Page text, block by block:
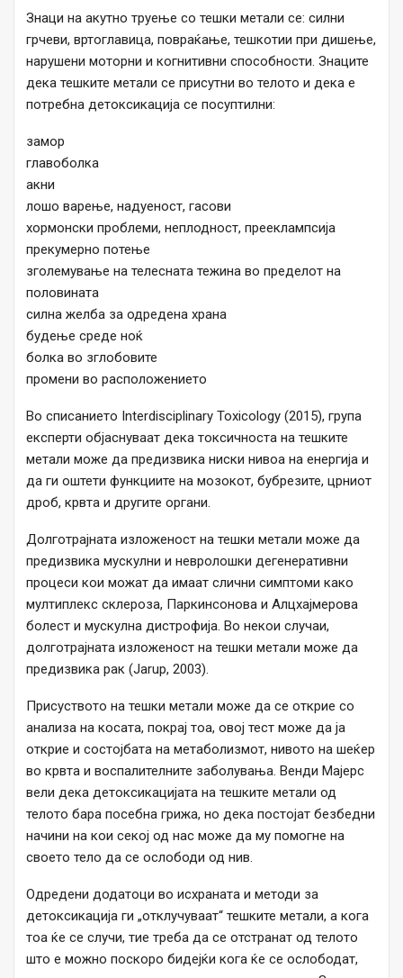
Знаци на акутно труење со тешки метали се: силни
грчеви, вртоглавица, повраќање, тешкотии при дишење,
нарушени моторни и когнитивни способности. Знаците
дека тешките метали се присутни во телото и дека е
потребна детоксикација се посуптилни:
замор
главоболка
акни
лошо варење, надуеност, гасови
хормонски проблеми, неплодност, прееклампсија
прекумерно потење
зголемување на телесната тежина во пределот на
половината
силна желба за одредена храна
будење среде ноќ
болка во зглобовите
промени во расположението
Во списанието Interdisciplinary Toxicology (2015), група
експерти објаснуваат дека токсичноста на тешките
метали може да предизвика ниски нивоа на енергија и
да ги оштети функциите на мозокот, бубрезите, црниот
дроб, крвта и другите органи.
Долготрајната изложеност на тешки метали може да
предизвика мускулни и невролошки дегенеративни
процеси кои можат да имаат слични симптоми како
мултиплекс склероза, Паркинсонова и Алцхајмерова
болест и мускулна дистрофија. Во некои случаи,
долготрајната изложеност на тешки метали може да
предизвика рак (Jarup, 2003).
Присуството на тешки метали може да се открие со
анализа на косата, покрај тоа, овој тест може да ја
открие и состојбата на метаболизмот, нивото на шеќер
во крвта и воспалителните заболувања. Венди Мајерс
вели дека детоксикацијата на тешките метали од
телото бара посебна грижа, но дека постојат безбедни
начини на кои секој од нас може да му помогне на
своето тело да се ослободи од нив.
Одредени додатоци во исхраната и методи за
детоксикација ги „отклучуваат“ тешките метали, а кога
тоа ќе се случи, тие треба да се отстранат од телото
што е можно поскоро бидејќи кога ќе се ослободат,